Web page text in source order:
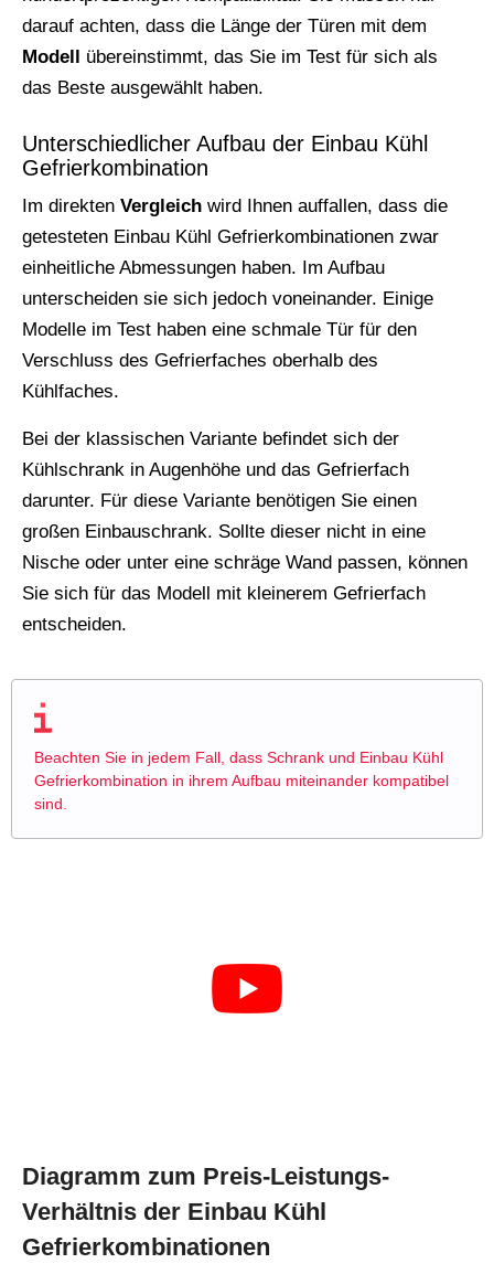
darauf achten, dass die Länge der Türen mit dem
Modell
übereinstimmt, das Sie im Test für sich als
das Beste ausgewählt haben.
Unterschiedlicher Aufbau der Einbau Kühl
Gefrierkombination
Im direkten Vergleich wird Ihnen auffallen, dass die
getesteten Einbau Kühl Gefrierkombinationen zwar
einheitliche Abmessungen haben. Im Aufbau
unterscheiden sie sich jedoch voneinander. Einige
Modelle im Test haben eine schmale Tür für den
Verschluss des Gefrierfaches oberhalb des
Kühlfaches.
Bei der klassischen Variante befindet sich der
Kühlschrank in Augenhöhe und das Gefrierfach
darunter. Für diese Variante benötigen Sie einen
großen Einbauschrank. Sollte dieser nicht in eine
Nische oder unter eine schräge Wand passen, können
Sie sich für das Modell mit kleinerem Gefrierfach
entscheiden.
Beachten Sie in jedem Fall, dass Schrank und Einbau Kühl
Gefrierkombination in ihrem Aufbau miteinander kompatibel
sind.
Diagramm zum Preis-Leistungs-
Verhältnis der Einbau Kühl
Gefrierkombinationen